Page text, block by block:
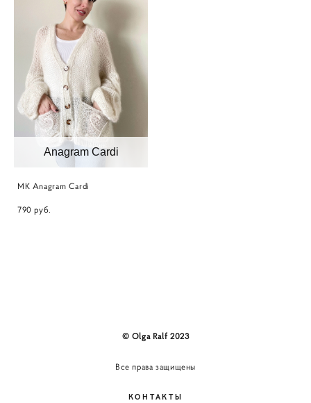
Anagram Cardi
MK Anagram Cardi
790 pуб.
© Olga Ralf 2023
Все права защищены
КОНТАКТЫ